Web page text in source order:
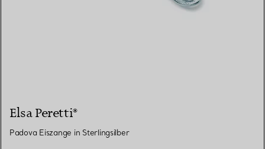
Elsa Peretti®
Padova Eiszange in Sterlingsilber